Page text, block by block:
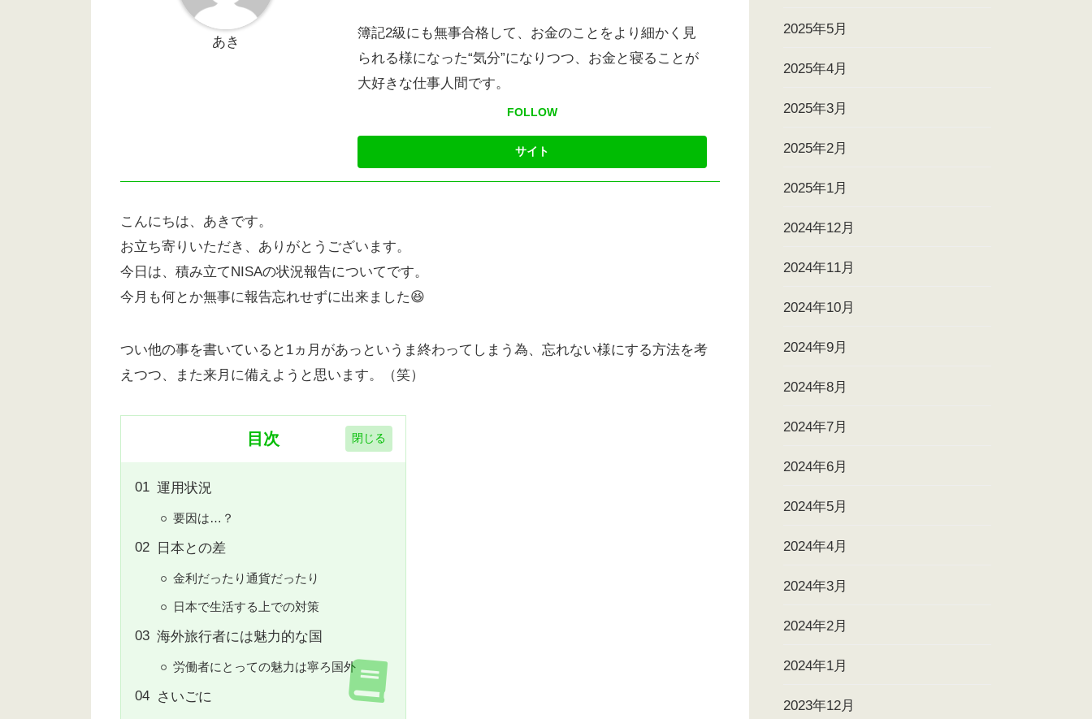
あき
簿記2級にも無事合格して、お金のことをより細かく見
られる様になった“気分”になりつつ、お金と寝ることが
大好きな仕事人間です。
FOLLOW
こんにちは、あきです。
お立ち寄りいただき、ありがとうございます。
今日は、積み立てNISAの状況報告についてです。
今月も何とか無事に報告忘れせずに出来ました😆
つい他の事を書いていると1ヵ月があっというま終わってしまう為、忘れない様にする方法を考
えつつ、また来月に備えようと思います。（笑）
目次
運用状況
要因は…？
日本との差
金利だったり通貨だったり
日本で生活する上での対策
海外旅行者には魅力的な国
労働者にとっての魅力は寧ろ国外
さいごに
2025年5月
2025年4月
2025年3月
2025年2月
2025年1月
2024年12月
2024年11月
2024年10月
2024年9月
2024年8月
2024年7月
2024年6月
2024年5月
2024年4月
2024年3月
2024年2月
2024年1月
2023年12月